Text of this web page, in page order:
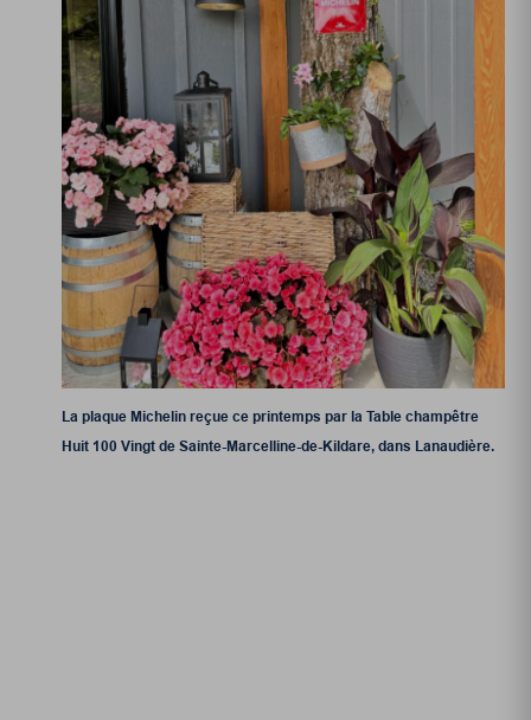
La plaque Michelin reçue ce printemps par la Table champêtre
Huit 100 Vingt de Sainte-Marcelline-de-Kildare, dans Lanaudière.